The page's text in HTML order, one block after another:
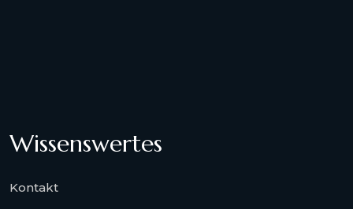
Wissenswertes
Kontakt